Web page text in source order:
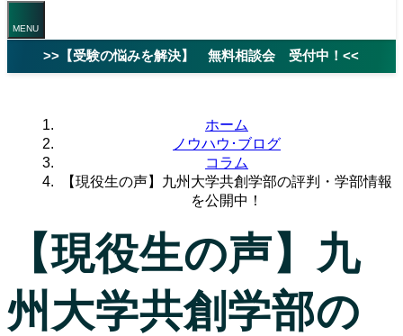
>>【受験の悩みを解決】 無料相談会 受付中！<<
ホーム
ノウハウ･ブログ
コラム
【現役生の声】九州大学共創学部の評判・学部情報
を公開中！
【現役生の声】九
州大学共創学部の